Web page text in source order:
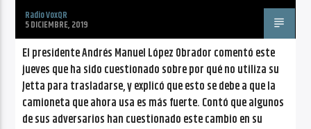
Radio VoxQR
5 DICIEMBRE, 2019
El presidente Andrés Manuel López Obrador comentó este
jueves que ha sido cuestionado sobre por qué no utiliza su
Jetta para trasladarse, y explicó que esto se debe a que la
camioneta que ahora usa es más fuerte. Contó que algunos
de sus adversarios han cuestionado este cambio en su